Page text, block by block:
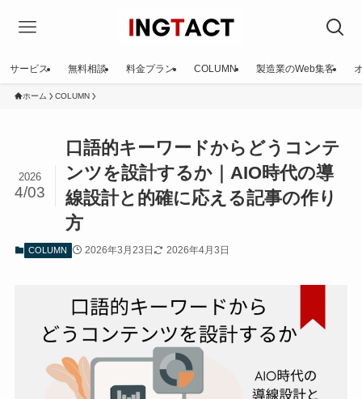
サービス 無料相談 料金プラン COLUMN 製造業のWeb集客
ホーム COLUMN
口語的キーワードからどうコンテ
ンツを設計するか｜AIO時代の導
線設計と的確に応える記事の作り
方
2026
4/03
COLUMN 2026年3月23日 2026年4月3日